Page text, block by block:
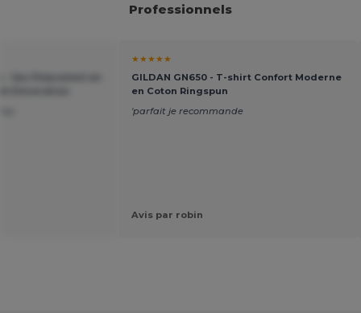
Professionnels
★★★★★
GILDAN GN650 - T-shirt Confort Moderne
en Coton Ringspun
'parfait je recommande
Avis par robin